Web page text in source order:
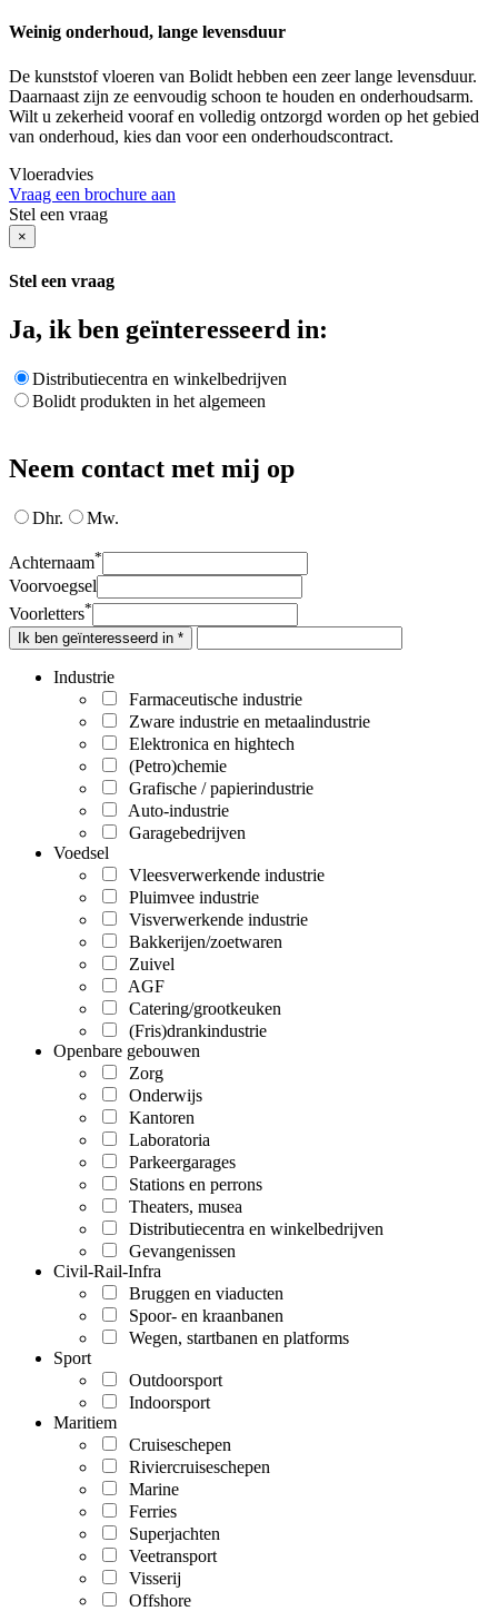
Weinig onderhoud, lange levensduur
De kunststof vloeren van Bolidt hebben een zeer lange levensduur.
Daarnaast zijn ze eenvoudig schoon te houden en onderhoudsarm.
Wilt u zekerheid vooraf en volledig ontzorgd worden op het gebied
van onderhoud, kies dan voor een onderhoudscontract.
Vloeradvies
Vraag een brochure aan
Stel een vraag
×
Stel een vraag
Ja, ik ben geïnteresseerd in:
Distributiecentra en winkelbedrijven
Bolidt produkten in het algemeen
Neem contact met mij op
Dhr. Mw.
Achternaam*
Voorvoegsel
Voorletters*
Ik ben geïnteresseerd in *
Industrie
Farmaceutische industrie
Zware industrie en metaalindustrie
Elektronica en hightech
(Petro)chemie
Grafische / papierindustrie
Auto-industrie
Garagebedrijven
Voedsel
Vleesverwerkende industrie
Pluimvee industrie
Visverwerkende industrie
Bakkerijen/zoetwaren
Zuivel
AGF
Catering/grootkeuken
(Fris)drankindustrie
Openbare gebouwen
Zorg
Onderwijs
Kantoren
Laboratoria
Parkeergarages
Stations en perrons
Theaters, musea
Distributiecentra en winkelbedrijven
Gevangenissen
Civil-Rail-Infra
Bruggen en viaducten
Spoor- en kraanbanen
Wegen, startbanen en platforms
Sport
Outdoorsport
Indoorsport
Maritiem
Cruiseschepen
Riviercruiseschepen
Marine
Ferries
Superjachten
Veetransport
Visserij
Offshore